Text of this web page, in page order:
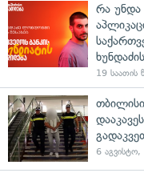
რა უნდა
19 საათის
6